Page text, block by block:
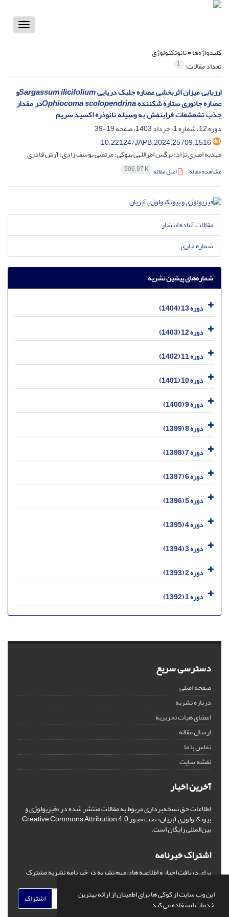
این وب سایت از کوکی ها برای اطمینان از ارائه بهترین
خدمات استفاده می کند.
Toggle
کلیدواژه‌ها =نانوتکنولوژی
تعداد مقالات: 1
ارزیابی میزان اثربخشی عصاره جلبک دریاییSargassum ilicifoliumو
عصاره جانوری ستاره شکنندهOphiocoma scolopendrinaدر مقدار
جذب تشعشعات فرابنفش به وسیله نانوذره اکسید سریم
دوره 12، شماره 1، خرداد 1403، صفحه
19-39
10.22124/JAPB.2024.25709.1516
مهدیه امیری نژاد؛ نرگس امراللهی بیوکی؛ مرتضی یوسف زادی؛ آرش قادری
مشاهده مقاله اصل مقاله 906.97 K
مقالات آماده انتشار
شماره جاری
شماره‌های پیشین نشریه
دوره 13 (1404)
دوره 12 (1403)
دوره 11 (1402)
دوره 10 (1401)
دوره 9 (1400)
دوره 8 (1399)
دوره 7 (1398)
دوره 6 (1397)
دوره 5 (1396)
دوره 4 (1395)
دوره 3 (1394)
دوره 2 (1393)
دوره 1 (1392)
دسترسی سریع
صفحه اصلی
درباره نشریه
اعضای هیات تحریریه
ارسال مقاله
تماس با ما
نقشه سایت
آخرین اخبار
اطلاعات حق نسخه‌برداری مربوط به مقالات منتشر شده در «فیزیولوژی و
بیوتکنولوژی آبزیان» تحت مجوز Creative Commons Attribution 4.0
بین‌المللی رایگان است.
اشتراک خبرنامه
برای دریافت اخبار و اطلاعیه های مهم نشریه در خبرنامه نشریه مشترک
اشتراک